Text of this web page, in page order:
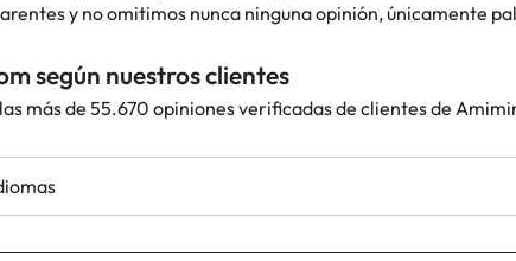
y no omitimos nunca ninguna opinión, únicamente
según nuestros clientes
más de 55.670 opiniones verificadas de clientes de